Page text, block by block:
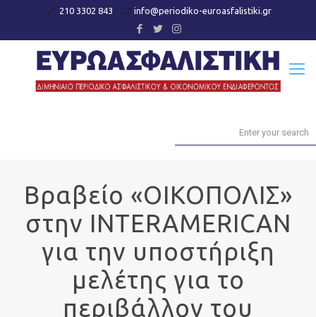
210 3302 843 info@periodiko-euroasfalistiki.gr
Βραβείο «ΟΙΚΟΠΟΛΙΣ»
στην INTERAMERICAN
για την υποστήριξη
μελέτης για το
περιβάλλον του